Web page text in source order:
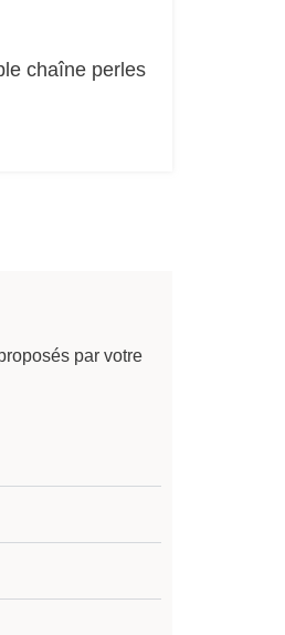
chaîne perles
par votre